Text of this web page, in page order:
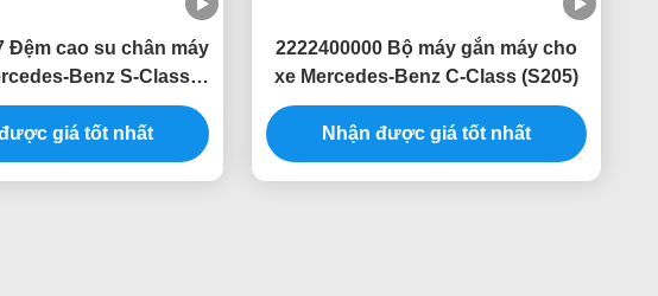
Good day, what product are you looking
for?